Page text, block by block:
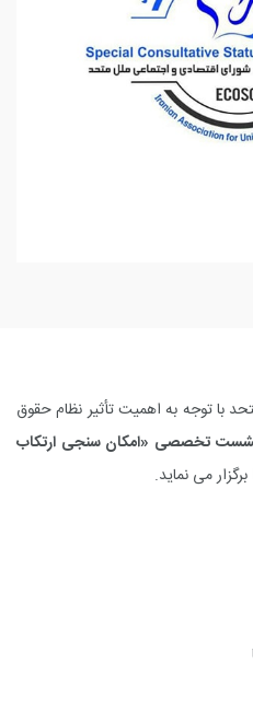
با توجه به اهمیت تأثیر نظام حقوق
تخصصی «امکان سنجی ارتکاب
برگزار می نماید.